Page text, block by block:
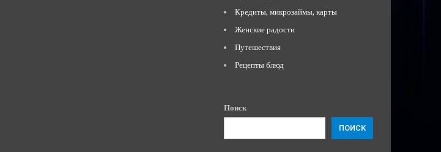
Кредиты, микрозаймы, карты
Женские радости
Путешествия
Рецепты блюд
Поиск
ПОИСК